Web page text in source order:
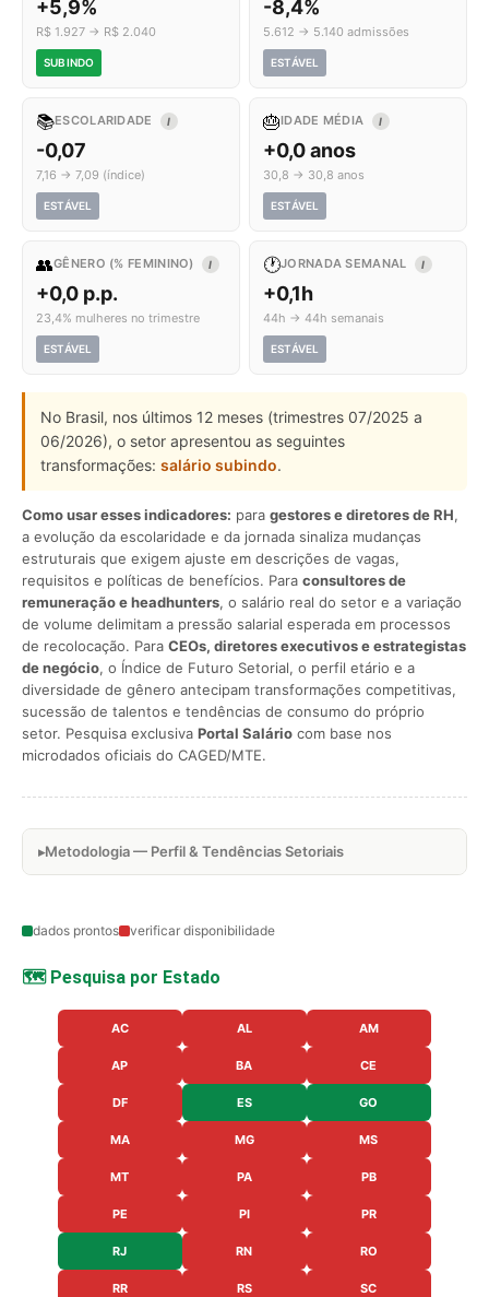
+5,9%
R$ 1.927 → R$ 2.040
SUBINDO
-8,4%
5.612 → 5.140 admissões
ESTÁVEL
📚ESCOLARIDADE I
-0,07
7,16 → 7,09 (índice)
ESTÁVEL
🎂IDADE MÉDIA I
+0,0 anos
30,8 → 30,8 anos
ESTÁVEL
👥GÊNERO (% FEMININO) I
+0,0 p.p.
23,4% mulheres no trimestre
ESTÁVEL
🕐JORNADA SEMANAL I
+0,1h
44h → 44h semanais
ESTÁVEL
No Brasil, nos últimos 12 meses (trimestres 07/2025 a
06/2026), o setor apresentou as seguintes
transformações: salário subindo.
Como usar esses indicadores: para gestores e diretores de RH,
a evolução da escolaridade e da jornada sinaliza mudanças
estruturais que exigem ajuste em descrições de vagas,
requisitos e políticas de benefícios. Para consultores de
remuneração e headhunters, o salário real do setor e a variação
de volume delimitam a pressão salarial esperada em processos
de recolocação. Para CEOs, diretores executivos e estrategistas
de negócio, o Índice de Futuro Setorial, o perfil etário e a
diversidade de gênero antecipam transformações competitivas,
sucessão de talentos e tendências de consumo do próprio
setor. Pesquisa exclusiva Portal Salário com base nos
microdados oficiais do CAGED/MTE.
Metodologia — Perfil & Tendências Setoriais
dados prontos verificar disponibilidade
🗺️ Pesquisa por Estado
AC AL AM
AP BA CE
DF ES GO
MA MG MS
MT PA PB
PE PI PR
RJ RN RO
RR RS SC